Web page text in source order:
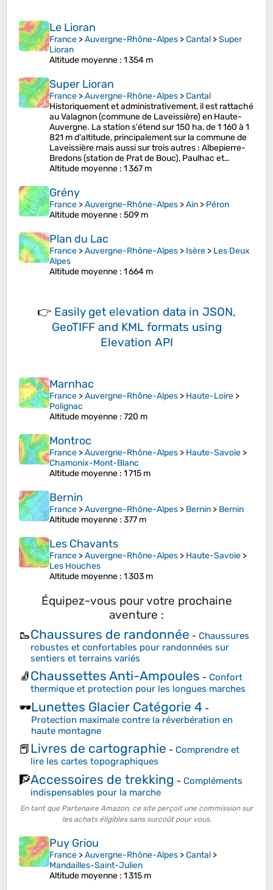
Le Lioran
France >Auvergne-Rhône-Alpes >Cantal >Super
Lioran
Altitude moyenne : 1 354 m
Super Lioran
France >Auvergne-Rhône-Alpes >Cantal
Historiquement et administrativement, il est rattaché
au Valagnon (commune de Laveissière) en Haute-
Auvergne. La station s'étend sur 150 ha, de 1 160 à 1
821 m d'altitude, principalement sur la commune de
Laveissière mais aussi sur trois autres : Albepierre-
Bredons (station de Prat de Bouc), Paulhac et…
Altitude moyenne : 1 367 m
Grény
France >Auvergne-Rhône-Alpes >Ain > Péron
Altitude moyenne : 509 m
Plan du Lac
France >Auvergne-Rhône-Alpes > Isère > Les Deux
Alpes
Altitude moyenne : 1 664 m
👉 Easily get elevation data in JSON,
GeoTIFF and KML formats using
Elevation API
Marnhac
France >Auvergne-Rhône-Alpes > Haute-Loire >
Polignac
Altitude moyenne : 720 m
Montroc
France >Auvergne-Rhône-Alpes > Haute-Savoie >
Chamonix-Mont-Blanc
Altitude moyenne : 1 715 m
Bernin
France >Auvergne-Rhône-Alpes > Bernin > Bernin
Altitude moyenne : 377 m
Les Chavants
France >Auvergne-Rhône-Alpes > Haute-Savoie >
Les Houches
Altitude moyenne : 1 303 m
Équipez-vous pour votre prochaine
aventure :
🥾Chaussures de randonnée - Chaussures
robustes et confortables pour randonnées sur
sentiers et terrains variés
🧦Chaussettes Anti-Ampoules - Confort
thermique et protection pour les longues marches
🕶️Lunettes Glacier Catégorie 4 -
Protection maximale contre la réverbération en
haute montagne
📕Livres de cartographie - Comprendre et
lire les cartes topographiques
🧗Accessoires de trekking - Compléments
indispensables pour la marche
En tant que Partenaire Amazon, ce site perçoit une commission sur
les achats éligibles sans surcoût pour vous.
Puy Griou
France >Auvergne-Rhône-Alpes >Cantal >
Mandailles-Saint-Julien
Altitude moyenne : 1 315 m